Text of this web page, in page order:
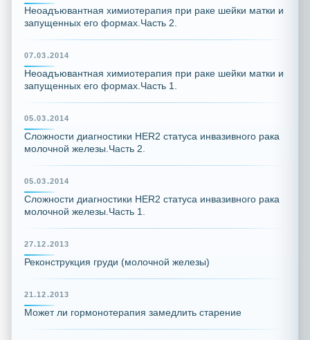
Неоадъювантная химиотерапия при раке шейки матки и
запущенных его формах.Часть 2.
07.03.2014
Неоадъювантная химиотерапия при раке шейки матки и
запущенных его формах.Часть 1.
05.03.2014
Сложности диагностики HER2 статуса инвазивного рака
молочной железы.Часть 2.
05.03.2014
Сложности диагностики HER2 статуса инвазивного рака
молочной железы.Часть 1.
27.12.2013
Реконструкция груди (молочной железы)
21.12.2013
Может ли гормонотерапия замедлить старение